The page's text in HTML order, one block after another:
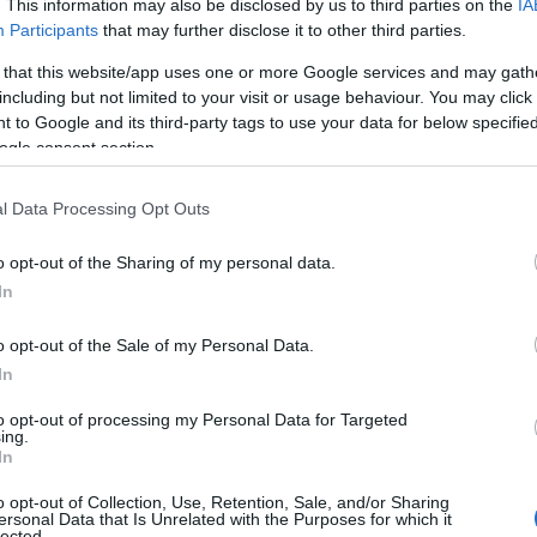
This information may also be disclosed by us to third parties on the
Participants that may further disclose it to other third parties.
that this website/app uses one or more Google services and may
but not limited to your visit or usage behaviour. You may
to Google and its third-party tags to use your data for below
consent section.
Data Processing Opt Outs
opt-out of the Sharing of my personal data.
opt-out of the Sale of my Personal Data.
opt-out of processing my Personal Data for Targeted
opt-out of Collection, Use, Retention, Sale, and/or Sharing
Data that Is Unrelated with the Purposes for which it
difficili da pulire. Ma non è solo l’aspetto
avanzato, che include unLDS retrattilee
precisa e automatizzata, anche nelle zone
essere efficiente un robot così compatto!
polvere e sporco nei posti più inaccessibili
precedenti
un incredibile massimo di
ostinata non avrà scampo. La spazzola
mentre il mocio vibrante, con
le macchie più difficili vengano rimosse con